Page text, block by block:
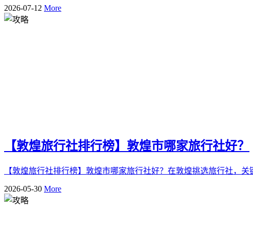
2026-07-12 More
【敦煌旅行社排行榜】敦煌市哪家旅行社好？
【敦煌旅行社排行榜】敦煌市哪家旅行社好？在敦煌挑选旅行社，
2026-05-30 More